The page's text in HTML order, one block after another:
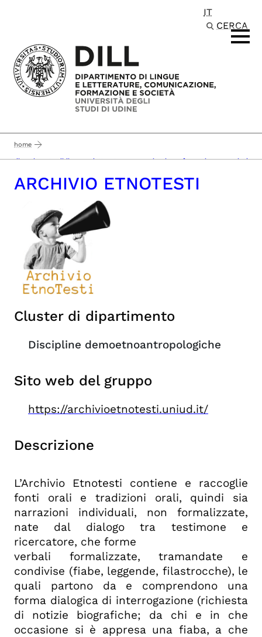
IT
CERCA
home
dipartimento di lingue e letterature, comunicazione, formazione e società
ARCHIVIO ETNOTESTI
Cluster di dipartimento
Discipline demoetnoantropologiche
Sito web del gruppo
https://archivioetnotesti.uniud.it/
Descrizione
L’Archivio Etnotesti contiene e raccoglie
fonti orali e tradizioni orali, quindi sia
narrazioni individuali, non formalizzate,
nate dal dialogo tra testimone e
ricercatore, che forme
verbali formalizzate, tramandate e
condivise (fiabe, leggende, filastrocche), le
quali partono da e comprendono una
forma dialogica di interrogazione (richiesta
di notizie biografiche; da chi e in che
occasione si è appresa una fiaba, a che